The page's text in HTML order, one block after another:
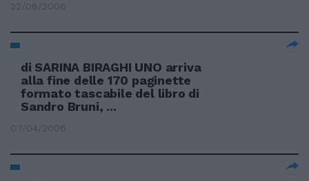
22/08/2006
di SARINA BIRAGHI UNO arriva
alla fine delle 170 paginette
formato tascabile del libro di
Sandro Bruni, ...
07/04/2006